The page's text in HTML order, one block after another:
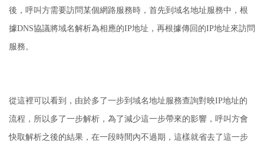
後，呼叫方需要訪問某個網路服務時，首先到域名地址服務中，根
據DNS協議將域名解析為相應的IP地址，再根據傳回的IP地址來訪問
服務。
從這裡可以看到，由於多了一步到域名地址服務查詢對映IP地址的
流程，所以多了一步解析，為了減少這一步帶來的影響，呼叫方會
快取解析之後的結果，在一段時間內不過期，這樣就省去了這一步